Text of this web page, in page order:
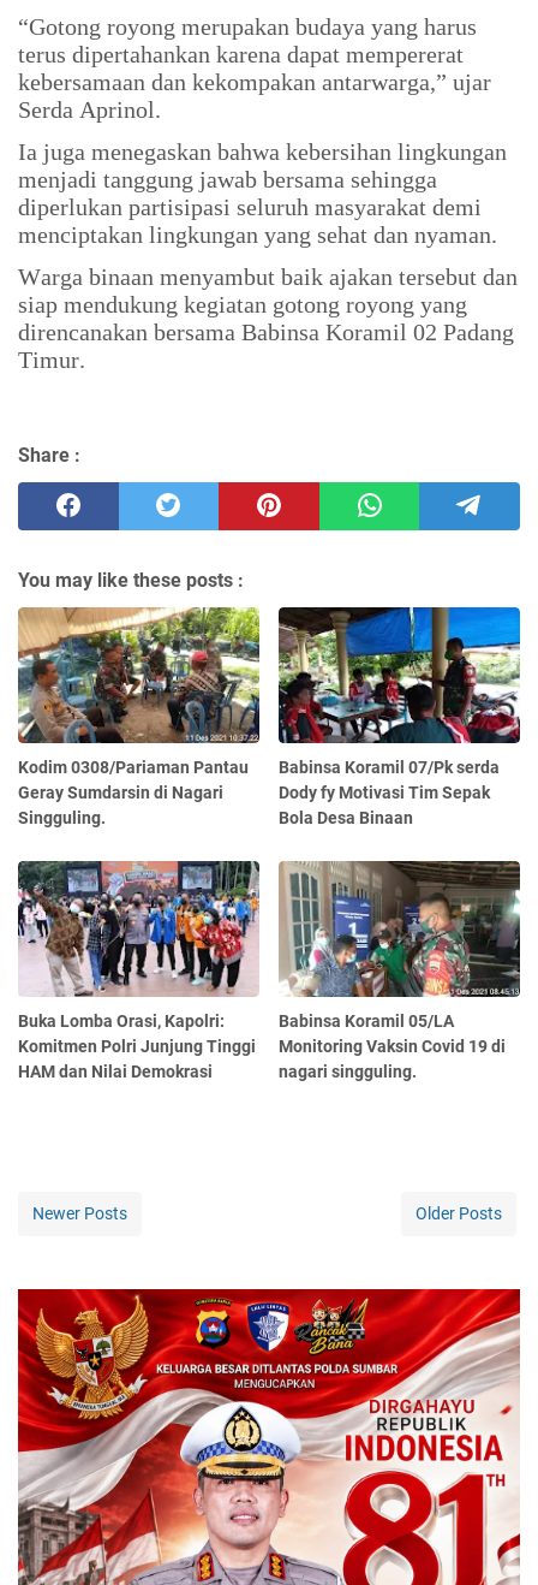
“Gotong royong merupakan budaya yang harus
terus dipertahankan karena dapat mempererat
kebersamaan dan kekompakan antarwarga,” ujar
Serda Aprinol.
Ia juga menegaskan bahwa kebersihan lingkungan
menjadi tanggung jawab bersama sehingga
diperlukan partisipasi seluruh masyarakat demi
menciptakan lingkungan yang sehat dan nyaman.
Warga binaan menyambut baik ajakan tersebut dan
siap mendukung kegiatan gotong royong yang
direncanakan bersama Babinsa Koramil 02 Padang
Timur.
Share :
You may like these posts :
Kodim 0308/Pariaman Pantau
Geray Sumdarsin di Nagari
Singguling.
Babinsa Koramil 07/Pk serda
Dody fy Motivasi Tim Sepak
Bola Desa Binaan
Buka Lomba Orasi, Kapolri:
Komitmen Polri Junjung Tinggi
HAM dan Nilai Demokrasi
Babinsa Koramil 05/LA
Monitoring Vaksin Covid 19 di
nagari singguling.
Newer Posts Older Posts